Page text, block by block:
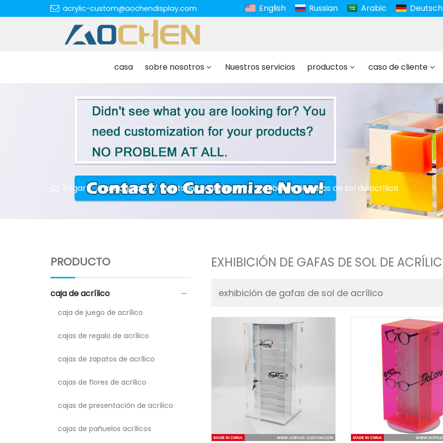
acrylic-custom@aochendisplay.com English Russian Arabic Deutsch
casa sobre nosotros Nuestros servicios productos caso de cliente
hogar productos pantalla de acrílico exhibición de gafas de sol de acrílico
PRODUCTO
caja de acrílico
caja de juego de acrílico
cajas de regalo de acrílico
cajas de zapatos de acrílico
cajas de flores de acrílico
cajas de presentación de acrílico
cajas de pañuelos acrílicos
EXHIBICIÓN DE GAFAS DE SOL DE
exhibición de gafas de sol de acrílico